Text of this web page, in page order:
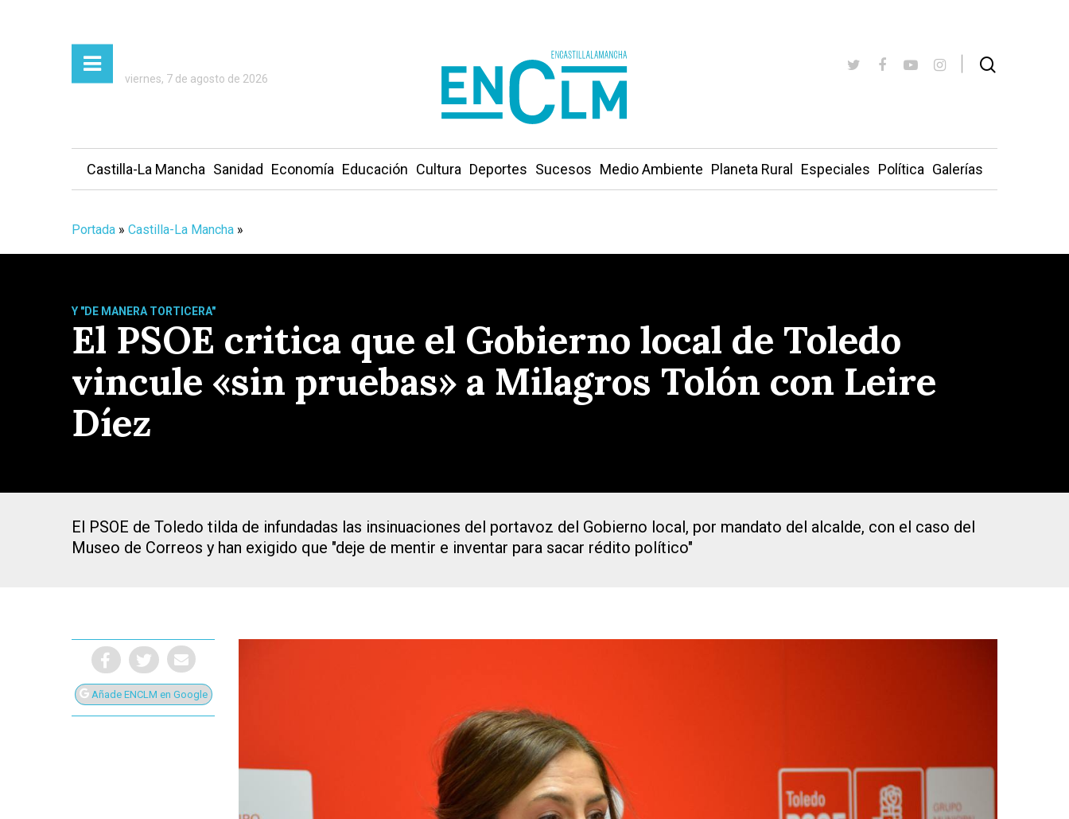
Presiona Intro para buscar o ESC para cerrar
viernes, 7 de agosto de 2026
Castilla-La Mancha Sanidad Economía Educación Cultura Deportes Sucesos Medio Ambiente Planeta Rural Especiales Política Galerías
Portada » Castilla-La Mancha »
Y "DE MANERA TORTICERA"
El PSOE critica que el Gobierno local de Toledo
vincule «sin pruebas» a Milagros Tolón con Leire
Díez
El PSOE de Toledo tilda de infundadas las insinuaciones del portavoz del Gobierno local, por mandato del alcalde, con el caso del
Museo de Correos y han exigido que "deje de mentir e inventar para sacar rédito político"
Añade ENCLM en Google